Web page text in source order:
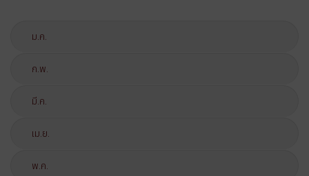
ม.ค.
ก.พ.
มี.ค.
เม.ย.
พ.ค.